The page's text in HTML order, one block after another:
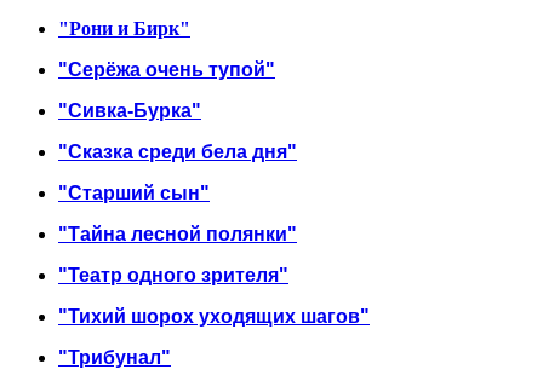
"Рони и Бирк"
"Серёжа очень тупой"
"Сивка-Бурка"
"Сказка среди бела дня"
"Старший сын"
"Тайна лесной полянки"
"Театр одного зрителя"
"Тихий шорох уходящих шагов"
"Трибунал"